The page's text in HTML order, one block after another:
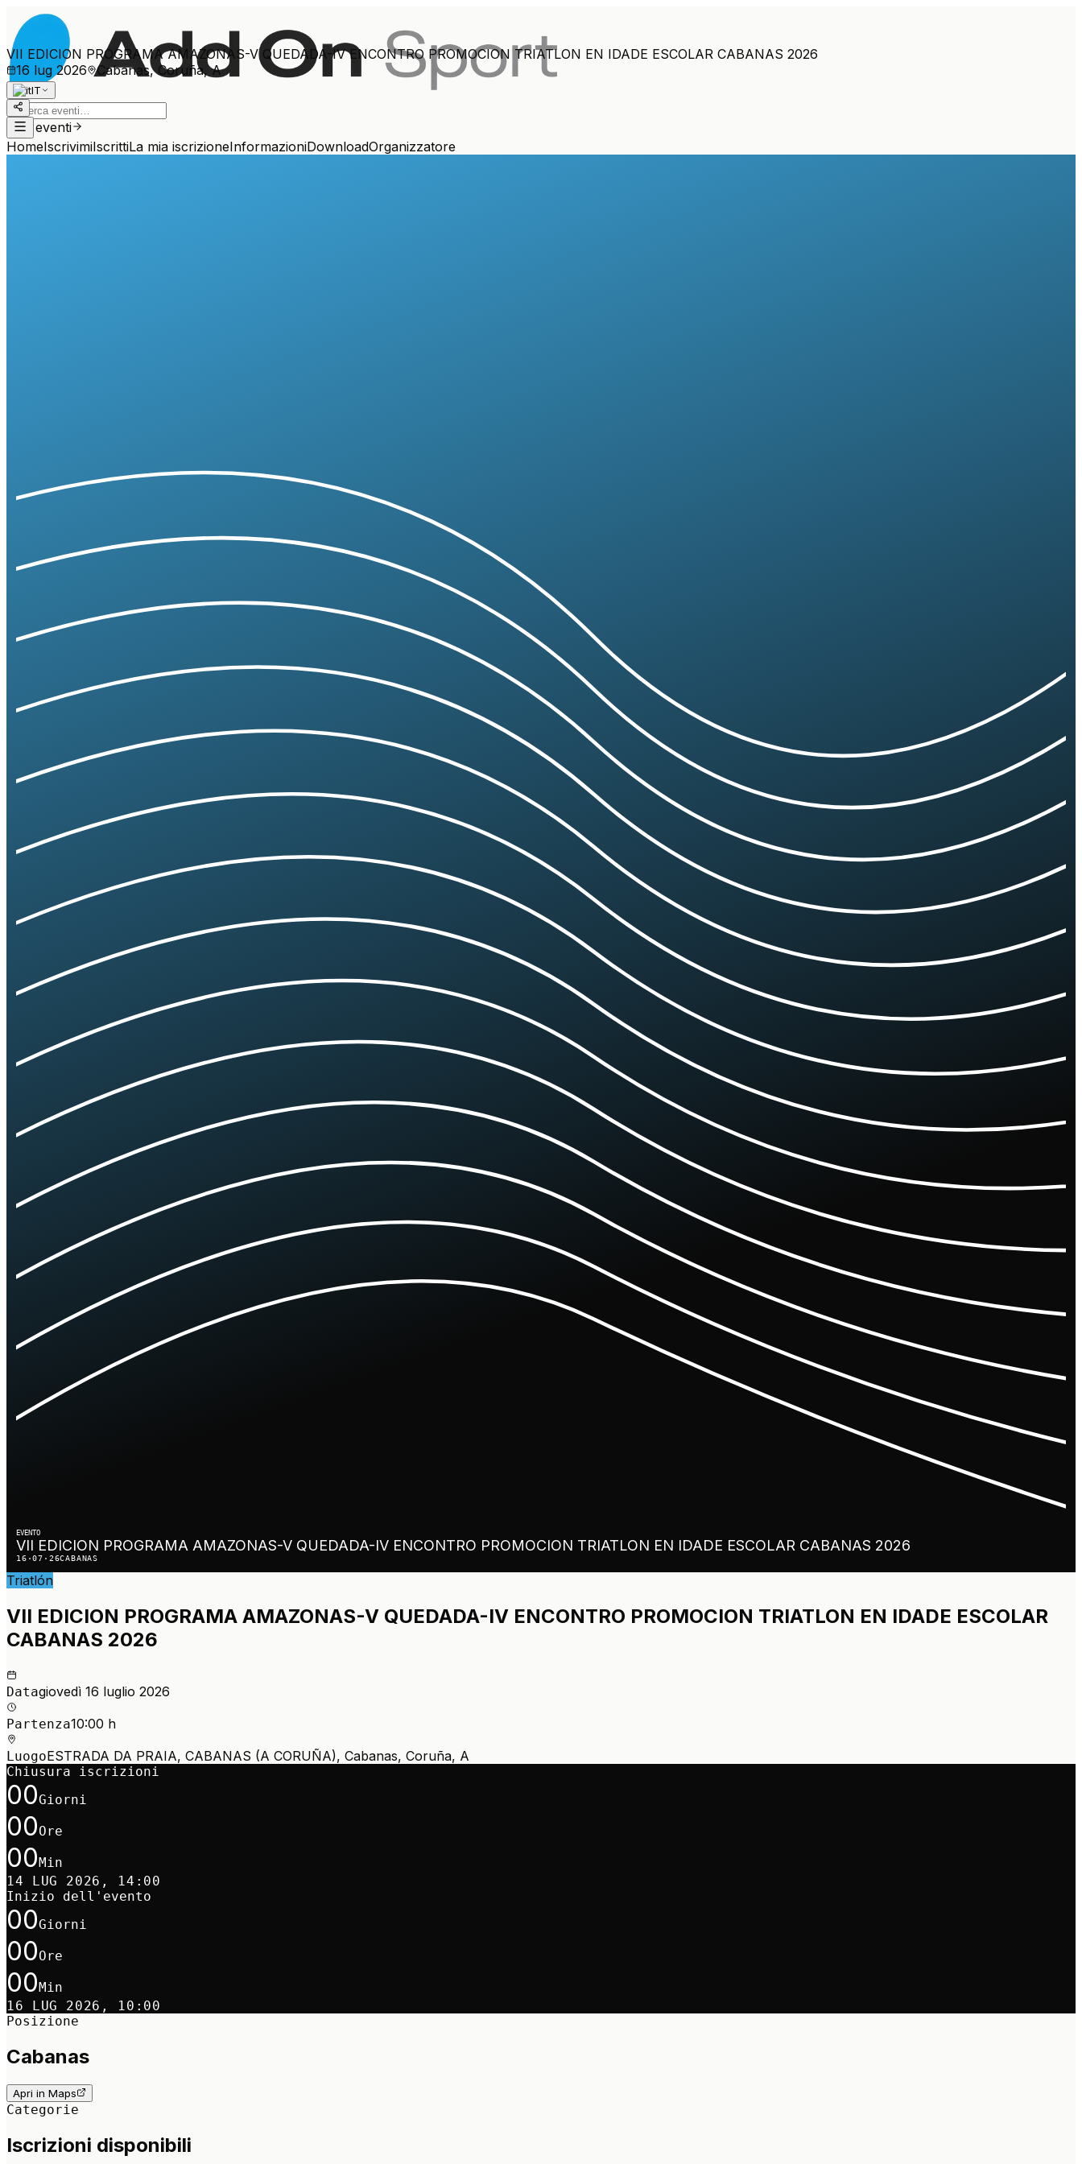
Altri eventi
VII EDICION PROGRAMA AMAZONAS-V QUEDADA-IV ENCONTRO PROMOCION TRIATLON EN IDADE ESCOLAR CABANAS 2026
16 lug 2026
Cabanas, Coruña, A
IT
HomeIscrivimiIscrittiLa mia iscrizioneInformazioniDownloadOrganizzatore
EVENTO
VII EDICION PROGRAMA AMAZONAS-V QUEDADA-IV ENCONTRO PROMOCION TRIATLON EN IDADE ESCOLAR CABANAS 2026
16·07·26CABANAS
Triatlón
VII EDICION PROGRAMA AMAZONAS-V QUEDADA-IV ENCONTRO PROMOCION TRIATLON EN IDADE ESCOLAR
CABANAS 2026
Datagiovedì 16 luglio 2026
Partenza10:00 h
LuogoESTRADA DA PRAIA, CABANAS (A CORUÑA), Cabanas, Coruña, A
Chiusura iscrizioni
00Giorni
00Ore
00Min
14 LUG 2026, 14:00
Inizio dell'evento
00Giorni
00Ore
00Min
16 LUG 2026, 10:00
Posizione
Cabanas
Apri in Maps
Categorie
Iscrizioni disponibili